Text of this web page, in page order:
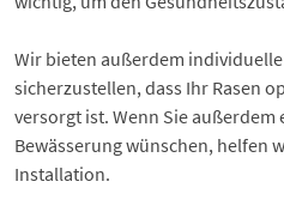
Wir bieten außerdem
sicherzustellen, dass Ihr Rasen
versorgt ist. Wenn Sie
Bewässerung wünschen, helfen
Installation.